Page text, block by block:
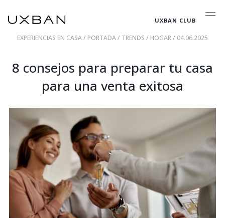
UXBAN CLUB
EXPERIENCIAS EN CASA/ PORTADA/ TRENDS / HOGAR/ 04.06.2025
8 consejos para preparar tu casa
para una venta exitosa